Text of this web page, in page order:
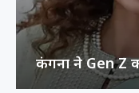
कंगना ने Gen Z